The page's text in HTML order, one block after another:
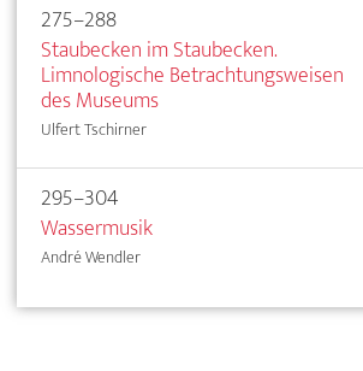
275–288
Staubecken im Staubecken.
Limnologische Betrachtungsweisen
des Museums
Ulfert Tschirner
295–304
Wassermusik
André Wendler